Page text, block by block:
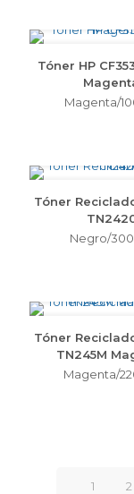
Tóner HP
Magenta/
Tóner
Negro/
Tóner
TN245M
Magenta/
1 2